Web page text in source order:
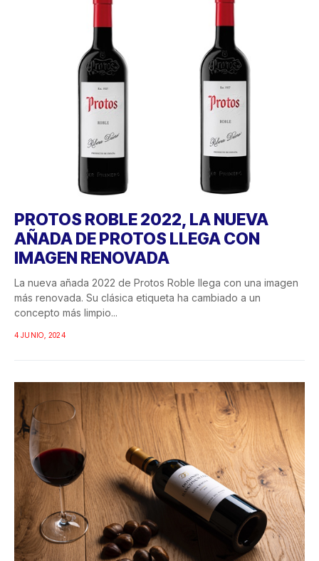
PROTOS ROBLE 2022, LA NUEVA
AÑADA DE PROTOS LLEGA CON
IMAGEN RENOVADA
La nueva añada 2022 de Protos Roble llega con una imagen
más renovada. Su clásica etiqueta ha cambiado a un
concepto más limpio...
4 JUNIO, 2024